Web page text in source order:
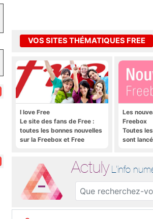
VOS SITES THÉMATIQUES FREE
I love Free
Le site des fans de Free :
toutes les bonnes nouvelles
sur la Freebox et Free
Les
Freebox
Toutes
sont
Actuly L'info